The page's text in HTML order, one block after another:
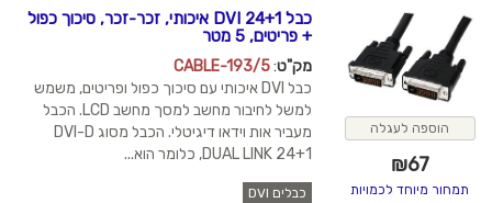
הוספה לעגלה
₪67
תמחור מיוחד לכמויות
כבל DVI 24+1 איכותי, זכר-זכר, סיכוך כפול
+ פריטים, 5 מטר
מק"ט:
CABLE-193/5
כבל DVI איכותי עם סיכוך כפול ופריטים, משמש
למשל לחיבור מחשב למסך מחשב LCD. הכבל
מעביר אות וידאו דיגיטלי. הכבל מסוג DVI-D
DUAL LINK 24+1, כלומר הוא...
כבלים DVI